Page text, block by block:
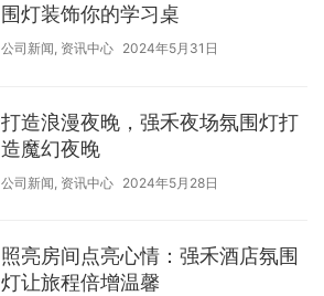
围灯装饰你的学习桌
公司新闻 资讯中心 2024年5月31日
打造浪漫夜晚，强禾夜场氛围灯打
造魔幻夜晚
公司新闻 资讯中心 2024年5月28日
照亮房间点亮心情：强禾酒店氛围
灯让旅程倍增温馨